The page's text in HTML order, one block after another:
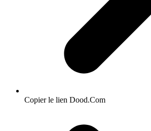
Copier le lien Dood.Com